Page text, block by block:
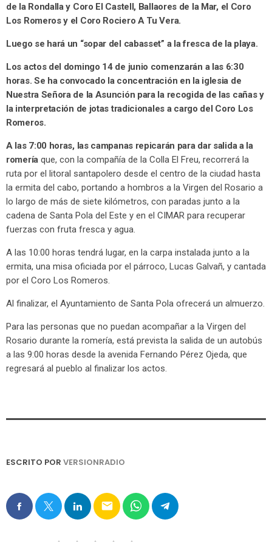
de la Rondalla y Coro El Castell, Ballaores de la Mar, el Coro
Los Romeros y el Coro Rociero A Tu Vera.
Luego se hará un “sopar del cabasset” a la fresca de la playa.
Los actos del domingo 14 de junio comenzarán a las 6:30
horas. Se ha convocado la concentración en la iglesia de
Nuestra Señora de la Asunción para la recogida de las cañas y
la interpretación de jotas tradicionales a cargo del Coro Los
Romeros.
A las 7:00 horas, las campanas repicarán para dar salida a la
romeríaque, con la compañía de la Colla El Freu, recorrerá la
ruta por el litoral santapolero desde el centro de la ciudad hasta
la ermita del cabo, portando a hombros a la Virgen del Rosario a
lo largo de más de siete kilómetros, con paradas junto a la
cadena de Santa Pola del Este y en el CIMAR para recuperar
fuerzas con fruta fresca y agua.
A las 10:00 horas tendrá lugar, en la carpa instalada junto a la
ermita, una misa oficiada por el párroco, Lucas Galvañ, y cantada
por el Coro Los Romeros.
Al finalizar, el Ayuntamiento de Santa Pola ofrecerá un almuerzo.
Para las personas que no puedan acompañar a la Virgen del
Rosario durante la romería, está prevista la salida de un autobús
a las 9:00 horas desde la avenida Fernando Pérez Ojeda, que
regresará al pueblo al finalizar los actos.
ESCRITO POR VERSIONRADIO
email